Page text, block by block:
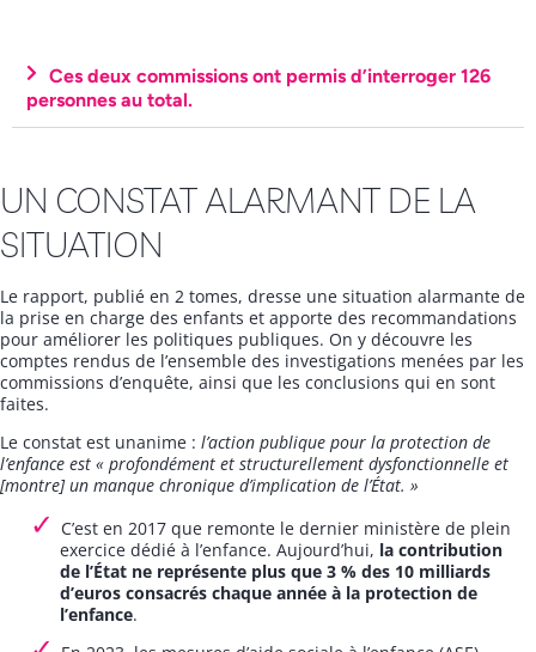
Ces deux commissions ont permis d’interroger 126
personnes au total.
UN CONSTAT ALARMANT DE LA
SITUATION
Le rapport, publié en 2 tomes, dresse une situation alarmante de
la prise en charge des enfants et apporte des recommandations
pour améliorer les politiques publiques. On y découvre les
comptes rendus de l’ensemble des investigations menées par les
commissions d’enquête, ainsi que les conclusions qui en sont
faites.
Le constat est unanime : l’action publique pour la protection de
l’enfance est « profondément et structurellement dysfonctionnelle et
[montre] un manque chronique d’implication de l’État. »
C’est en 2017 que remonte le dernier ministère de plein
exercice dédié à l’enfance. Aujourd’hui, la contribution
de l’État ne représente plus que 3 % des 10 milliards
d’euros consacrés chaque année à la protection de
l’enfance.